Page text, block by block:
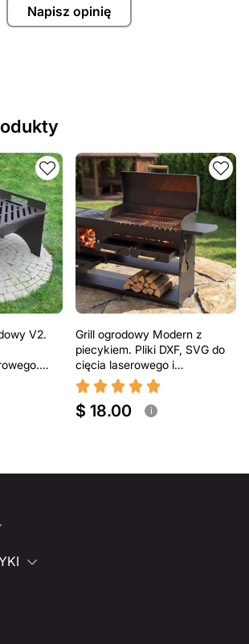
Napisz opinię
V2.
Grill ogrodowy Modern z
piecykiem. Pliki DXF, SVG do
cięcia laserowego i
plazmowego
$ 18.00 i